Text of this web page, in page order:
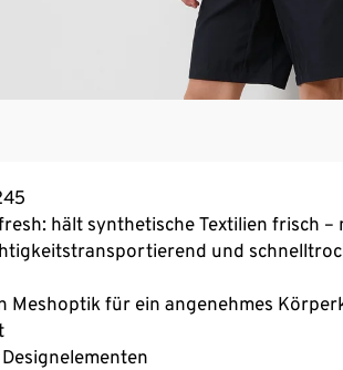
hält synthetische Textilien frisch
und
Meshoptik für ein angenehmes